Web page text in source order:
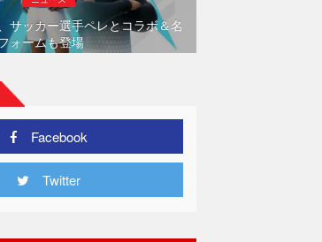
サッカー選手ペレとコラボ＆名
ォームも登場
Facebook
Twitter